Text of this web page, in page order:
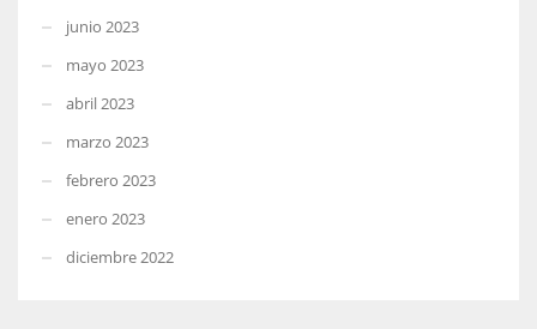
junio 2023
mayo 2023
abril 2023
marzo 2023
febrero 2023
enero 2023
diciembre 2022